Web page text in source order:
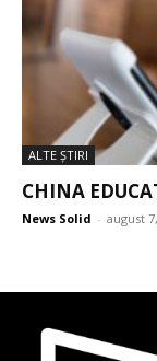
ALTE ŞTIRI
CHINA
News Solid - august